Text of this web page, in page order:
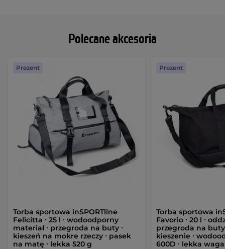
Polecane akcesoria
Torba sportowa inSPORTline
Felicitta ∙ 25 l ∙ wodoodporny
materiał ∙ przegroda na buty ∙
kieszeń na mokre rzeczy ∙ pasek
na matę ∙ lekka 520 g
Prezent
Torba sportowa
Favorio ∙ 20 l ∙
przegroda na buty
kieszenie ∙
600D ∙ lekka
Prezent